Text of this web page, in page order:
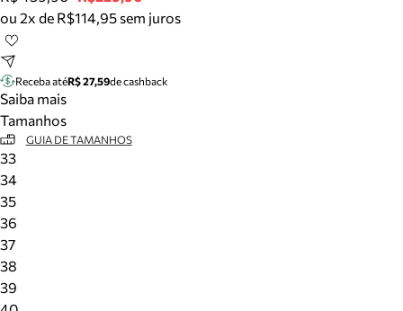
Mule
Tire dúvidas sobre pedidos, devoluções e mais.
Meus pedidos
Acompanhe seus pedidos e solicite devoluções.
ou 2x de R$114,95 sem juros
Receba atéR$ 27,59de cashback
Saiba mais
Tamanhos
GUIA DE TAMANHOS
33
34
35
36
37
38
39